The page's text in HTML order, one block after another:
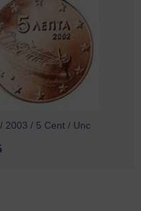
2003 / 5 Cent / Unc